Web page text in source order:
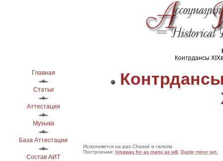
Контрдансы
Главная
Статьи
Аттестация
Музыка
База Аттестации
Состав АИТ
Исполняется на pas Chassé и галопа
Построение: longway for as many as will. Duple minor set.